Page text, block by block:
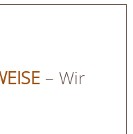
– Wir